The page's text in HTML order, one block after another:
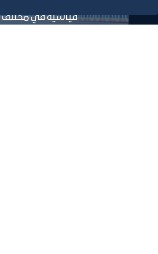
قياسية في مختلف